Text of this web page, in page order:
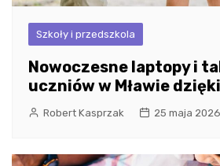
Szkoły i przedszkola
Nowoczesne laptopy i
uczniów w Mławie dzięki
Robert Kasprzak 25 maja 2026